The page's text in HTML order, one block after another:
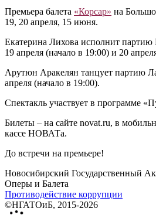
Премьера балета «Корсар» на
19, 20 апреля, 15 июня.
Екатерина Лихова исполнит партию
19 апреля (начало в 19:00) и 20
Арутюн Аракелян танцует партию
апреля (начало в 19:00).
Спектакль участвует в программе
Билеты ‒ на сайте novat.ru, в
кассе НОВАТа.
До встречи на премьере!
Новосибирский Государственный
Оперы и Балета
Противодействие коррупции
©НГАТОиБ, 2015-2026